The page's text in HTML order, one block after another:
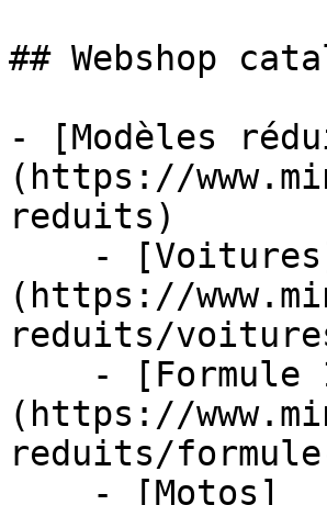
## Webshop
- [Modèles
(https://
reduits)
(https://
reduits/
(https://
reduits/